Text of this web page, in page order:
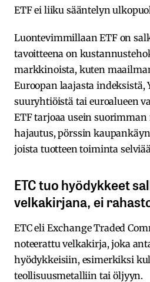
ETF ei liiku sääntelyn
Luontevimmillaan ETF on
tavoitteena on
markkinoista, kuten
Euroopan laajasta indeksistä,
suuryhtiöistä tai euroalueen
ETF tarjoaa usein
hajautus, pörssin
joista tuotteen toiminta
ETC tuo hyödykkeet
velkakirjana, ei
ETC eli Exchange Traded
noteerattu velkakirja, joka
hyödykkeisiin, esimerkiksi
teollisuusmetalliin tai öljyyn.